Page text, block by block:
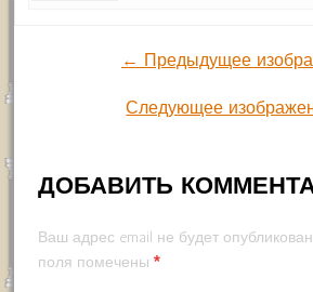
← Предыдущее
Следующее
ДОБАВИТЬ
Ваш адрес email не будет опубликован.
поля помечены *